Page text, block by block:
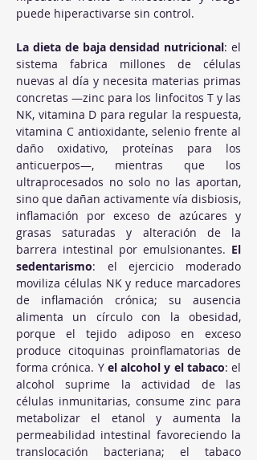
puede hiperactivarse sin control.
La dieta de baja densidad nutricional: el
sistema fabrica millones de células
nuevas al día y necesita materias primas
concretas —zinc para los linfocitos T y las
NK, vitamina D para regular la respuesta,
vitamina C antioxidante, selenio frente al
daño oxidativo, proteínas para los
anticuerpos—, mientras que los
ultraprocesados no solo no las aportan,
sino que dañan activamente vía disbiosis,
inflamación por exceso de azúcares y
grasas saturadas y alteración de la
barrera intestinal por emulsionantes. El
sedentarismo: el ejercicio moderado
moviliza células NK y reduce marcadores
de inflamación crónica; su ausencia
alimenta un círculo con la obesidad,
porque el tejido adiposo en exceso
produce citoquinas proinflamatorias de
forma crónica. Y el alcohol y el tabaco: el
alcohol suprime la actividad de las
células inmunitarias, consume zinc para
metabolizar el etanol y aumenta la
permeabilidad intestinal favoreciendo la
translocación bacteriana; el tabaco